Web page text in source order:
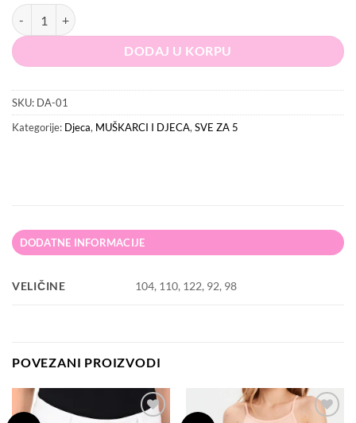
C&A Šorts za bebe količina
DODAJ U KORPU
SKU: DA-01
Kategorije: Djeca, MUŠKARCI I DJECA,SVE ZA 5
DODATNE INFORMACIJE
VELIČINE 104, 110, 122, 92, 98
POVEZANI PROIZVODI